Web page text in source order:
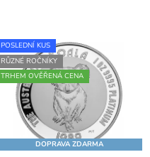
POSLEDNÍ KUS
RŮZNÉ ROČNÍKY
TRHEM OVĚŘENÁ CENA
DOPRAVA ZDARMA